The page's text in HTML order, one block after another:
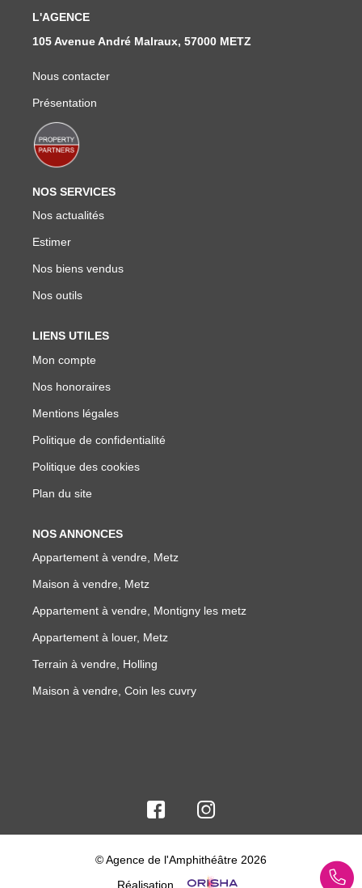
L'AGENCE
105 Avenue André Malraux, 57000 METZ
Nous contacter
Présentation
NOS SERVICES
Nos actualités
Estimer
Nos biens vendus
Nos outils
LIENS UTILES
Mon compte
Nos honoraires
Mentions légales
Politique de confidentialité
Politique des cookies
Plan du site
NOS ANNONCES
Appartement à vendre, Metz
Maison à vendre, Metz
Appartement à vendre, Montigny les metz
Appartement à louer, Metz
Terrain à vendre, Holling
Maison à vendre, Coin les cuvry
© Agence de l'Amphithéâtre 2026
Réalisation